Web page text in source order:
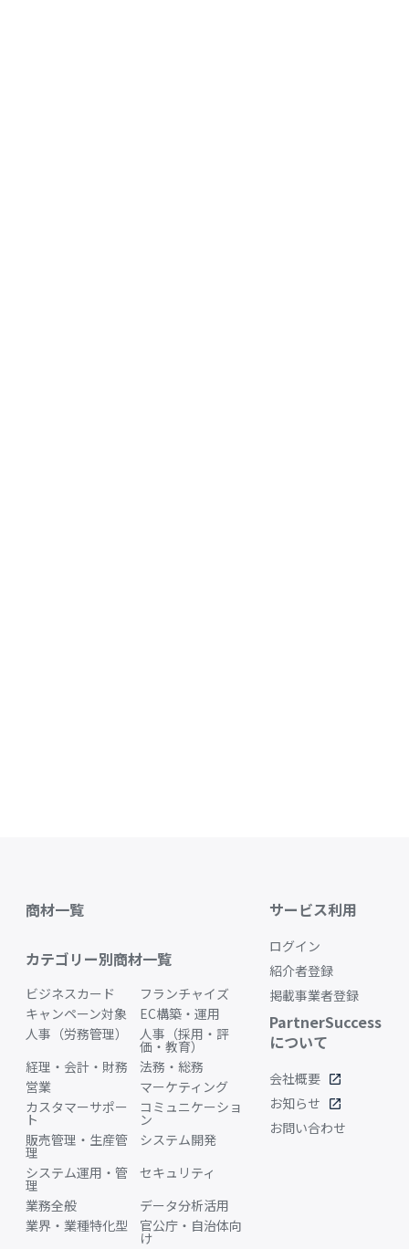
商材一覧
カテゴリー別商材一覧
ビジネスカード
フランチャイズ
キャンペーン対象
EC構築・運用
人事（労務管理）
人事（採用・評
価・教育）
経理・会計・財務
法務・総務
営業
マーケティング
カスタマーサポー
ト
コミュニケーショ
ン
販売管理・生産管
理
システム開発
システム運用・管
理
セキュリティ
業務全般
データ分析活用
業界・業種特化型
官公庁・自治体向
け
サービス利用
ログイン
紹介者登録
掲載事業者登録
PartnerSuccess
について
会社概要 open_in_new
お知らせ open_in_new
お問い合わせ